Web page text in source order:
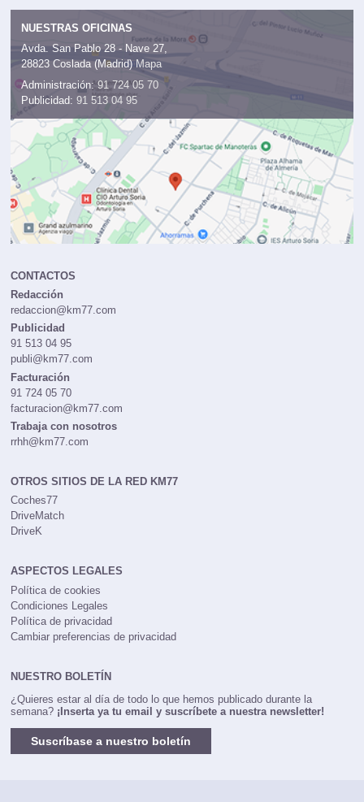
NUESTRAS OFICINAS
Avda. San Pablo 28 - Nave 27,
28823 Coslada (Madrid) Mapa
Administración: 91 724 05 70
Publicidad: 91 513 04 95
CONTACTOS
Redacción
redaccion@km77.com
Publicidad
91 513 04 95
publi@km77.com
Facturación
91 724 05 70
facturacion@km77.com
Trabaja con nosotros
rrhh@km77.com
OTROS SITIOS DE LA RED KM77
Coches77
DriveMatch
DriveK
ASPECTOS LEGALES
Política de cookies
Condiciones Legales
Política de privacidad
Cambiar preferencias de privacidad
NUESTRO BOLETÍN
¿Quieres estar al día de todo lo que hemos publicado durante la
semana? ¡Inserta ya tu email y suscríbete a nuestra newsletter!
Suscríbase a nuestro boletín